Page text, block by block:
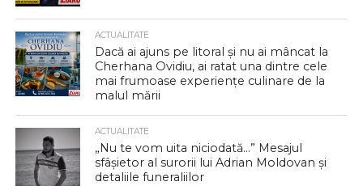
ACTUALITATE
Dacă ai ajuns pe litoral și nu ai mâncat la
Cherhana Ovidiu, ai ratat una dintre cele
mai frumoase experiențe culinare de la
malul mării
ACTUALITATE
„Nu te vom uita niciodată…” Mesajul
sfâșietor al surorii lui Adrian Moldovan și
detaliile funeraliilor